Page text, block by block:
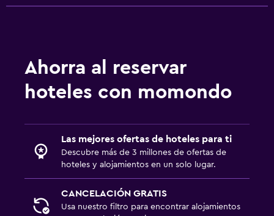
Ahorra al reservar
hoteles con momondo
Las mejores ofertas de hoteles para ti
Descubre más de 3 millones de ofertas de
hoteles y alojamientos en un solo lugar.
CANCELACIÓN GRATIS
Usa nuestro filtro para encontrar alojamientos